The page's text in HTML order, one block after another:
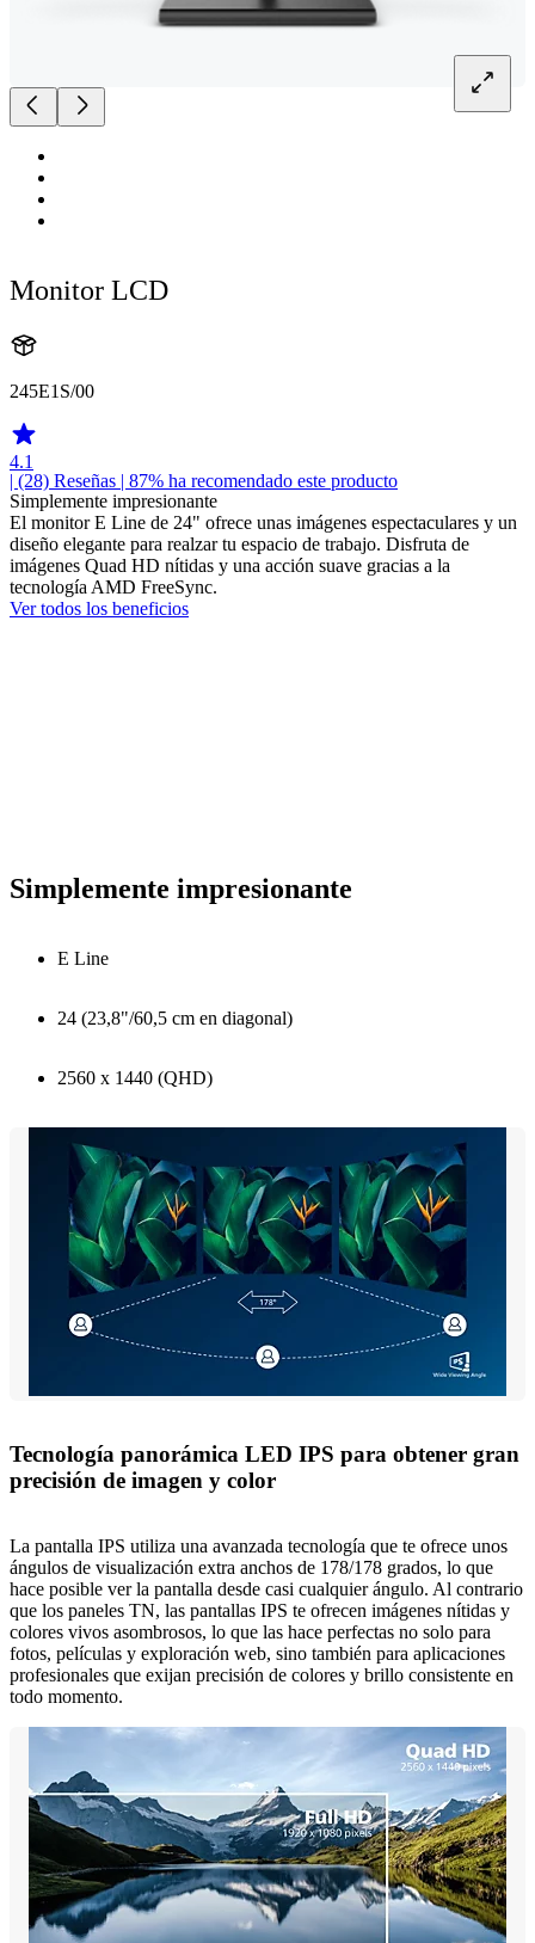
Monitor LCD
245E1S/00
4.1
| (28) Reseñas | 87% ha recomendado este producto
Simplemente impresionante
El monitor E Line de 24" ofrece unas imágenes espectaculares y un
diseño elegante para realzar tu espacio de trabajo. Disfruta de
imágenes Quad HD nítidas y una acción suave gracias a la
tecnología AMD FreeSync.
Ver todos los beneficios
Simplemente impresionante
E Line
24 (23,8"/60,5 cm en diagonal)
2560 x 1440 (QHD)
Tecnología panorámica LED IPS para obtener gran
precisión de imagen y color
La pantalla IPS utiliza una avanzada tecnología que te ofrece unos
ángulos de visualización extra anchos de 178/178 grados, lo que
hace posible ver la pantalla desde casi cualquier ángulo. Al contrario
que los paneles TN, las pantallas IPS te ofrecen imágenes nítidas y
colores vivos asombrosos, lo que las hace perfectas no solo para
fotos, películas y exploración web, sino también para aplicaciones
profesionales que exijan precisión de colores y brillo consistente en
todo momento.